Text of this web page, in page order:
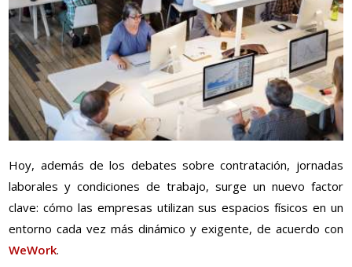
Hoy, además de los debates sobre contratación, jornadas
laborales y condiciones de trabajo, surge un nuevo factor
clave: cómo las empresas utilizan sus espacios físicos en un
entorno cada vez más dinámico y exigente, de acuerdo con
WeWork.